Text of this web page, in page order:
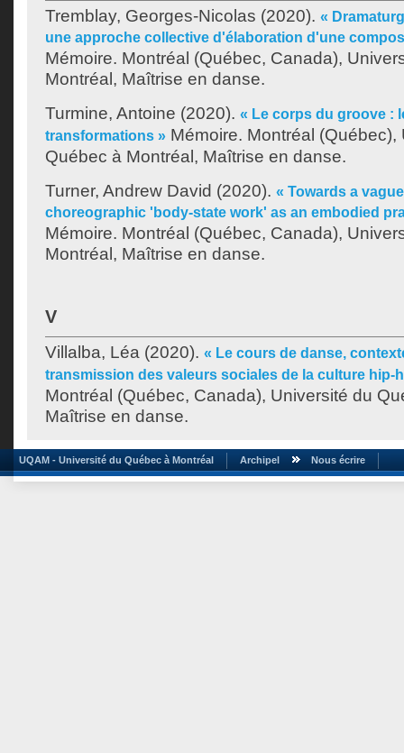
Tremblay, Georges-Nicolas (2020). «
une approche collective d'élaboration d'une
Mémoire. Montréal (Québec, Canada),
Montréal, Maîtrise en danse.
Turmine, Antoine (2020). « Le corps du groove :
transformations » Mémoire. Montréal (Québec),
Québec à Montréal, Maîtrise en danse.
Turner, Andrew David (2020). « Towards a
choreographic 'body-state work' as an embodied
Mémoire. Montréal (Québec, Canada),
Montréal, Maîtrise en danse.
V
Villalba, Léa (2020). « Le cours de danse,
transmission des valeurs sociales de la culture hip-
Montréal (Québec, Canada), Université du
Maîtrise en danse.
UQAM - Université du Québec à Montréal Archipel Nous écrire